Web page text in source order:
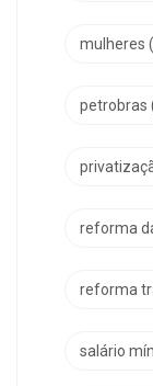
mulheres
petrobras
reforma
reforma
salário